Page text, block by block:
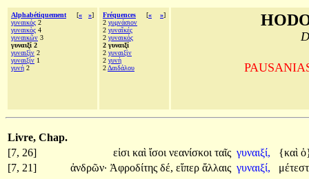
Alphabétiquement [« »]
γυναικός 2
γυναικὸς 4
γυναικῶν 3
γυναιξί 2
γυναιξὶν 2
γυναιξίν 1
γυνὴ 2
Fréquences [« »]
2 γυμνάσιον
2 γυναῖκές
2 γυναικός
2 γυναιξί
2 γυναιξὶν
2 γυνὴ
2Δαιδάλου
Livre, Chap.
[7, 26]
εἰσι καὶ ἴσοι νεανίσκοι ταῖς γυναιξί, {καὶ
[7, 21]
ἀνδρῶν· Ἀφροδίτης δέ, εἴπερ ἄλλαις γυναιξί,